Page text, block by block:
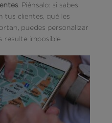
. Piénsalo: si sabes
tus clientes, qué les
puedes personalizar
resulte imposible